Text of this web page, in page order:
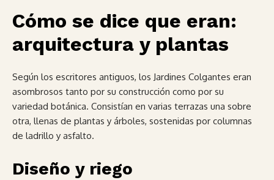
Cómo se dice que eran:
arquitectura y plantas
Según los escritores antiguos, los Jardines Colgantes eran
asombrosos tanto por su construcción como por su
variedad botánica. Consistían en varias terrazas una sobre
otra, llenas de plantas y árboles, sostenidas por columnas
de ladrillo y asfalto.
Diseño y riego